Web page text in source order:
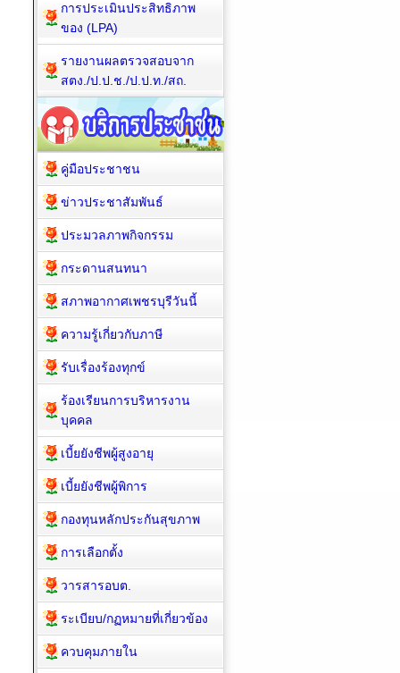
การประเมินประสิทธิภาพ
ของ (LPA)
รายงานผลตรวจสอบจาก
สตง./ป.ป.ช./ป.ป.ท./สถ.
คู่มือประชาชน
ข่าวประชาสัมพันธ์
ประมวลภาพกิจกรรม
กระดานสนทนา
สภาพอากาศเพชรบุรีวันนี้
ความรู้เกี่ยวกับภาษี
รับเรื่องร้องทุกข์
ร้องเรียนการบริหารงาน
บุคคล
เบี้ยยังชีพผู้สูงอายุ
เบี้ยยังชีพผู้พิการ
กองทุนหลักประกันสุขภาพ
การเลือกตั้ง
วารสารอบต.
ระเบียบ/กฏหมายที่เกี่ยวข้อง
ควบคุมภายใน